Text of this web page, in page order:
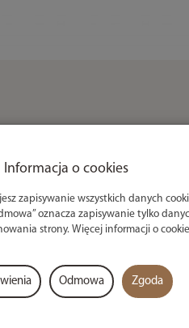
firma MAP wychodzi na
się hitem wśród miłośników
Obudowa pokryta z
Informacja o cookies
zapisywanie wszystkich danych
oznacza zapisywanie tylko
strony. Więcej informacji o
Odmowa Zgoda